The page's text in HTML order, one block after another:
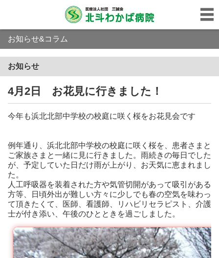
お知らせ&コラム
お知らせ
4月2日 お花見に行きました！
今年も浜北北部中学校の校庭に咲く桜をお花見会です
例年通り、浜北北部中学校の校庭に咲く桜を、患者さまと
ご家族さまと一緒に見に行きました。雨続きの毎日でした
が、予定していた日だけ雨が上がり、お天気に恵まれまし
た。
人工呼吸器を装着された方や気管切開があって吸引がある
方等、日頃外出が難しい方々に少しでも春の空気を味わっ
て頂きたくて、医師、看護師、リハビリセラピスト、介護
士が付き添い、午後のひとときを過ごしました。